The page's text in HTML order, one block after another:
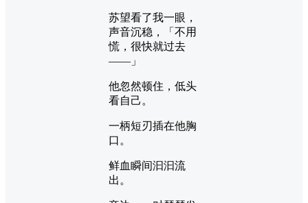
苏望看了我一眼，
声音沉稳，「不用
慌，很快就过去
——」
他忽然顿住，低头
看自己。
一柄短刃插在他胸
口。
鲜血瞬间汩汩流
出。